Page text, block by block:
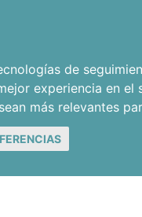
de
experiencia en el
más relevantes